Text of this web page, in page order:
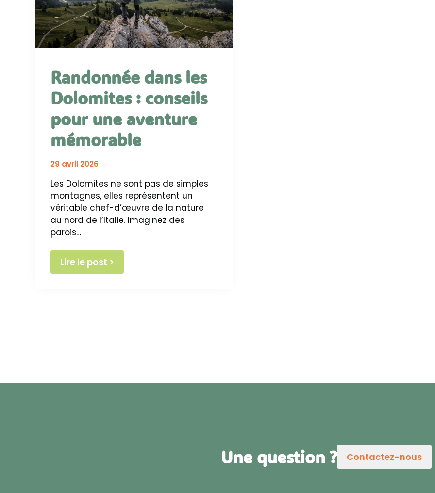
Randonnée dans les
Dolomites : conseils
pour une aventure
mémorable
29 avril 2026
Les Dolomites ne sont pas de simples
montagnes, elles représentent un
véritable chef-d’œuvre de la nature
au nord de l’Italie. Imaginez des
parois…
Lire le post >
Une question ? Contactez-nous